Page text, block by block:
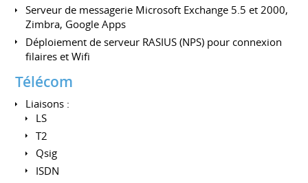
Serveur de messagerie Microsoft Exchange 5.5 et 2000,
Zimbra, Google Apps
Déploiement de serveur RASIUS (NPS) pour connexion
filaires et Wifi
Télécom
Liaisons :
LS
T2
Qsig
ISDN